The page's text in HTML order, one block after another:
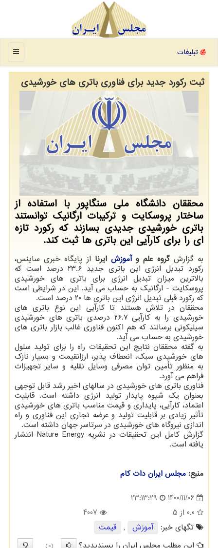
منو تبلیغات
ثبت رکورد جدید برای فناوری باتری های خورشیدی
محققان دانشگاه ملی سنگاپور با استفاده از
ساختار پروسکایت و ترکیبات ارگانیک توانستند
باتری خورشیدی جدیدی بسازند که رکورد تازه
ای را برای کارآیی این باتری ها ثبت کند.
به گزارشگروه علم وآموزشایرنا از پایگاه خبری ساینس،
رکورد تبدیل انرژی این باتری جدید ۲۳.۶ درصد است که
بالاترین میزان تبدیل انرژی برای باتری های خورشیدی
پروسکایت - ارگانیک به حساب می آید. این در شرایطی است
که رکورد قبلی تبدیل انرژی این باتری ها ۲۰ درصد است.
محققان در تلاش هستند تا کارآیی این نوع باتری های
خورشیدی را به کارآیی ۲۶.۷ درصدی باتری های خورشیدی
سیلیکونی برسانند که هم اکنون فناوری غالب بازار باتری های
خورشیدی به حساب می آید.
به گفته محققان نتایج این تحقیقات راه را برای تولید سلول
های خورشیدی سبک، انعطاف پذیر، ارزانقیمت و بسیار نازک
به منظور تأمین توان مصرفی وسایل نقلیه و سایر تجهیزات
فراهم می آورد.
فناوری باتری های خورشیدی در سالهای اخیر رشد قابل توجهی
بعنوان یک شیوه پایدار تولید انرژی داشته است. قابلیت
اعتماد، کارآیی، پایداری و قیمت مناسب باتری های خورشیدی
تأثیر زیادی بر قابلیت تولید و عرضه تجاری این فناوری و راه
اندازی نیروگاه های خورشیدی در سرتاسر جهان داشته است.
گزارش کامل این تحقیقات در نشریه Nature Energy انتشار
یافته است.
منبع: مجلس ایران دات كام
1400/11/06
23:13:29
0.0 از 5
4007
تگهای خبر:
آموزش ,
قیمت
این مطلب مجلس ایران را پسندیدید؟
(0)